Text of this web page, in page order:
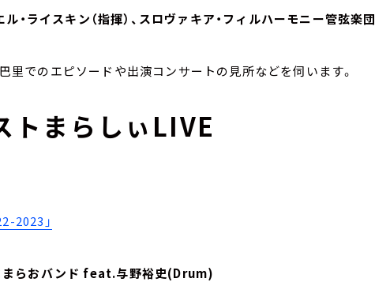
ル・ライスキン（指揮）、スロヴァキア・フィルハーモニー管弦楽団
里でのエピソードや出演コンサートの見所などを伺います。
トまらしぃLIVE
2023」
らおバンド feat.与野裕史(Drum)